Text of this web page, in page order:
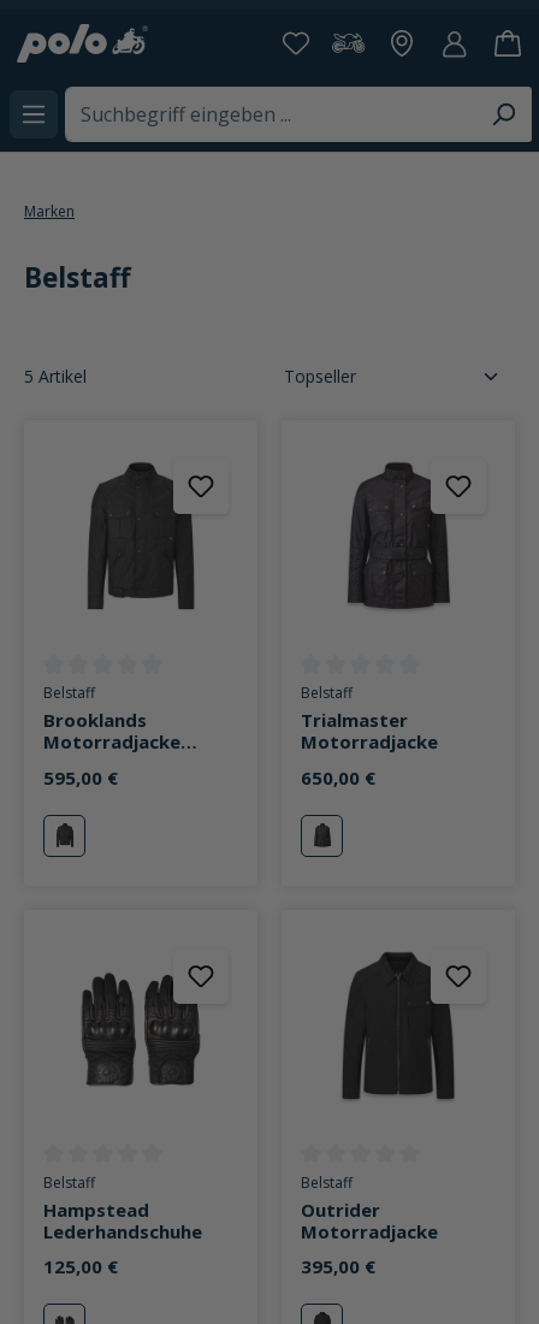
springen
Marken
Belstaff
5 Artikel
Durchschnittliche Bewertung von 0 von 5 Sternen
Belstaff
Brooklands
Motorradjacke
595,00 €
schwarz
Durchschnittliche Bewertung
Belstaff
Trialmaster
Motorradjacke
650,00 €
schwarz
Durchschnittliche Bewertung von 0 von 5 Sternen
Belstaff
Hampstead
Lederhandschuhe
125,00 €
Durchschnittliche Bewertung
Belstaff
Outrider
Motorradjacke
395,00 €